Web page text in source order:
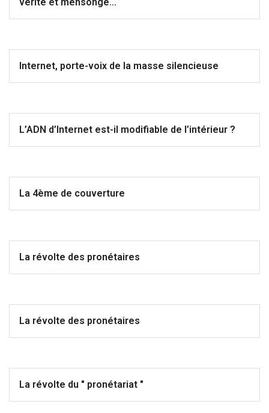
Internet, porte-voix de la masse silencieuse
L’ADN d’Internet est-il modifiable de l’intérieur ?
La 4ème de couverture
La révolte des pronétaires
La révolte des pronétaires
La révolte du " pronétariat "